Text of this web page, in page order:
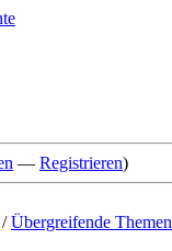
— Registrieren)
/Übergreifende Themen